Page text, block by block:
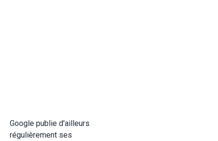
Google publie d'ailleurs
régulièrement ses